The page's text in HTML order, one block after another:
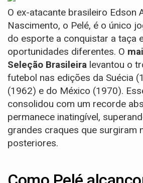
O ex-atacante brasileiro Edson
Nascimento, o Pelé, é o único
do esporte a conquistar a taça
oportunidades diferentes. O
Seleção Brasileira levantou o
futebol nas edições da Suécia
(1962) e do México (1970).
consolidou com um recorde
permanece inatingível,
grandes craques que surgiram
posteriores.